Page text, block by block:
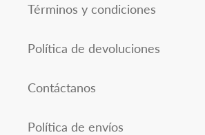
Términos y condiciones
Política de devoluciones
Contáctanos
Política de envíos